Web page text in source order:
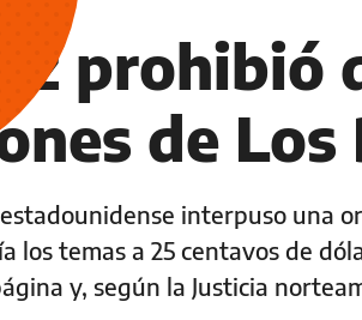
prohibió
de Los
interpuso una
los temas a 25 centavos de
y, según la Justicia